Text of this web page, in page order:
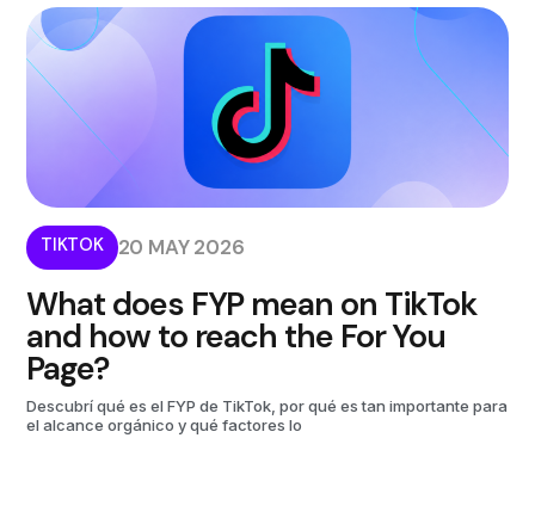
TIKTOK 20 MAY 2026
What does FYP mean on TikTok
and how to reach the For You
Page?
Descubrí qué es el FYP de TikTok, por qué es tan importante para
el alcance orgánico y qué factores lo